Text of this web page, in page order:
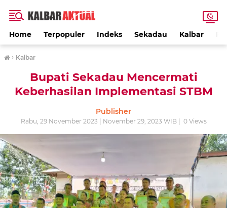
Home Terpopuler Indeks Sekadau Kalbar
› Kalbar
Bupati Sekadau Mencermati
Keberhasilan Implementasi STBM
Publisher
Rabu, 29 November 2023 | November 29, 2023 WIB | 0Views